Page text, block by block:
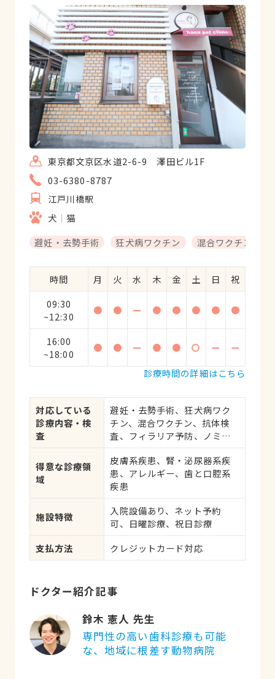
東京都文京区水道2-6-9 澤田ビル1F
03-6380-8787
江戸川橋駅
犬
猫
避妊・去勢手術
狂犬病ワクチン 混合ワクチン
時間 月 火 水 木 金 土 日
祝
09:30
~12:30
● ● ー ● ● ● ● ●
16:00
~18:00
● ● ー ● ● 〇 ー
ー
診療時間の詳細はこちら
対応している
診療内容・検
査
避妊・去勢手術、狂犬病ワク
チン、混合ワクチン、抗体検
査、フィラリア予防、ノミ・
応、健康診断、各種検査、外
科手術
得意な診療領
域
皮膚系疾患、腎・泌尿器系疾
患、アレルギー、歯と口腔系
疾患
施設特徴
入院設備あり、ネット予約
可、日曜診療、祝日診療
支払方法
クレジットカード対応
ドクター紹介記事
鈴木 憲人 先生
専門性の高い歯科診療も可能
な、地域に根差す動物病院